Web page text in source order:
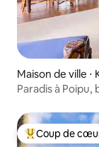
Maison de ville ⋅
Paradis à Poipu,
Coups de cœur
Coup de